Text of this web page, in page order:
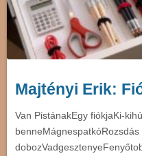
Majtényi Erik:
Van PistánakEgy fiókjaKi-